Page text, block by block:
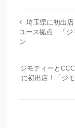
埼玉県に初出
ユース拠点 「ジ
ン
ジモティーと
に初出店！「ジ